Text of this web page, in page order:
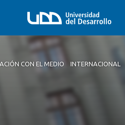
CON EL MEDIO INTERNACIONAL